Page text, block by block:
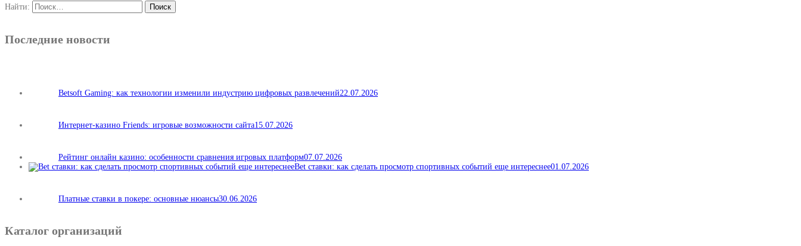
Найти:
Последние новости
Betsoft Gaming: как технологии изменили индустрию цифровых развлечений22.07.2026
Интернет-казино Friends: игровые возможности сайта15.07.2026
Рейтинг онлайн казино: особенности сравнения игровых платформ07.07.2026
Bet ставки: как сделать просмотр спортивных событий еще интереснее01.07.2026
Платные ставки в покере: основные нюансы30.06.2026
Каталог организаций